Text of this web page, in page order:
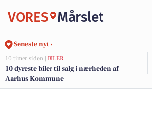
VORES Mårslet
Seneste nyt ›
10 timer siden | BILER
10 dyreste biler til salg i nærheden af
Aarhus Kommune